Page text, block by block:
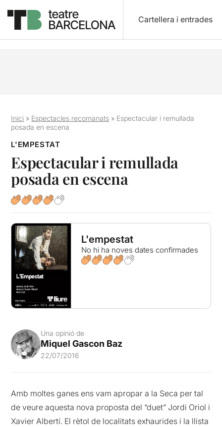
Cartellera i entrades
Inici » Espectacles recomanats » Espectacular i remullada
posada en escena
L'EMPESTAT
Espectacular i remullada
posada en escena
L'empestat
No hi ha noves dates confirmades
Una opinió de
Miquel Gascon Baz
22/07/2016
Amb moltes ganes ens vam apropar a la Seca per tal
de veure aquesta nova proposta del “duet” Jordi Oriol i
Xavier Albertí. El rètol de localitats exhaurides i la llista